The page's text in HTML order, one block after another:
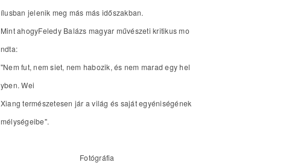
ílusban jelenik meg más más időszakban.
Mint ahogyFeledy Balázs magyar művészeti kritikus mo
ndta:
"Nem fut, nem siet, nem habozik, és nem marad egy hel
yben. Wei
Xiang természetesen jár a világ és saját egyéniségének
mélységeibe".
Fotógráfia